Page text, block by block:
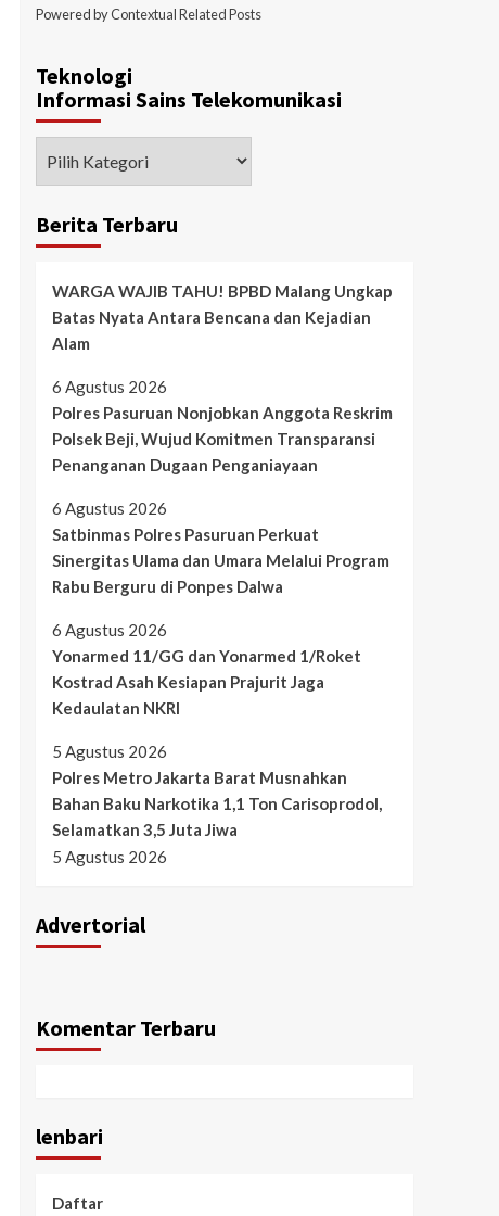
Powered byContextual Related Posts
Teknologi
Informasi Sains Telekomunikasi
Berita Terbaru
WARGA WAJIB TAHU! BPBD Malang Ungkap
Batas Nyata Antara Bencana dan Kejadian
Alam
6 Agustus 2026
Polres Pasuruan Nonjobkan Anggota Reskrim
Polsek Beji, Wujud Komitmen Transparansi
Penanganan Dugaan Penganiayaan
6 Agustus 2026
Satbinmas Polres Pasuruan Perkuat
Sinergitas Ulama dan Umara Melalui Program
Rabu Berguru di Ponpes Dalwa
6 Agustus 2026
Yonarmed 11/GG dan Yonarmed 1/Roket
Kostrad Asah Kesiapan Prajurit Jaga
Kedaulatan NKRI
5 Agustus 2026
Polres Metro Jakarta Barat Musnahkan
Bahan Baku Narkotika 1,1 Ton Carisoprodol,
Selamatkan 3,5 Juta Jiwa
5 Agustus 2026
Advertorial
Komentar Terbaru
lenbari
Daftar